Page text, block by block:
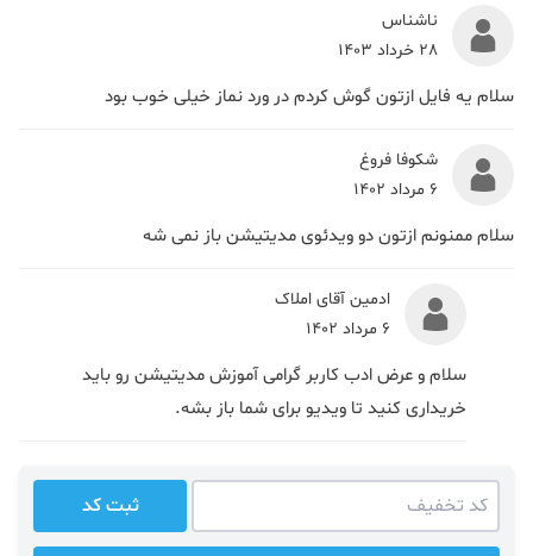
ناشناس
28 خرداد 1403
سلام یه فایل ازتون گوش کردم در ورد نماز خیلی خوب بود
شکوفا فروغ
6 مرداد 1402
سلام ممنونم ازتون دو ویدئوی مدیتیشن باز نمی شه
ادمین آقای املاک
6 مرداد 1402
سلام و عرض ادب کاربر گرامی آموزش مدیتیشن رو باید
خریداری کنید تا ویدیو برای شما باز بشه.
ثبت کد